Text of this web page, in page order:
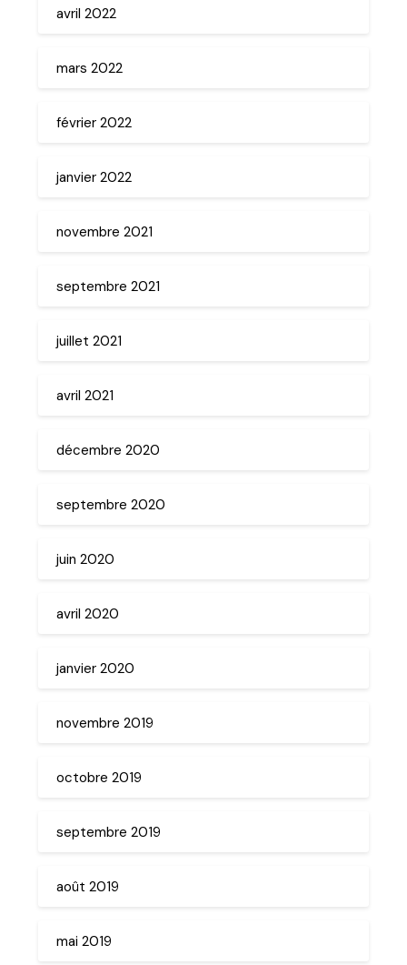
avril 2022
mars 2022
février 2022
janvier 2022
novembre 2021
septembre 2021
juillet 2021
avril 2021
décembre 2020
septembre 2020
juin 2020
avril 2020
janvier 2020
novembre 2019
octobre 2019
septembre 2019
août 2019
mai 2019